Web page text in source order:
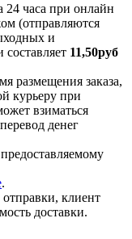
24 часа при онлайн
(отправляются
и
11,50руб
размещения заказа,
курьеру при
взиматься
денег
.
отправки, клиент
доставки.